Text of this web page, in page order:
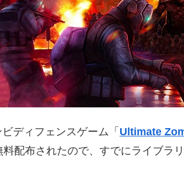
ディフェンスゲーム「 Ultimate
配布されたので、すでにライブラ